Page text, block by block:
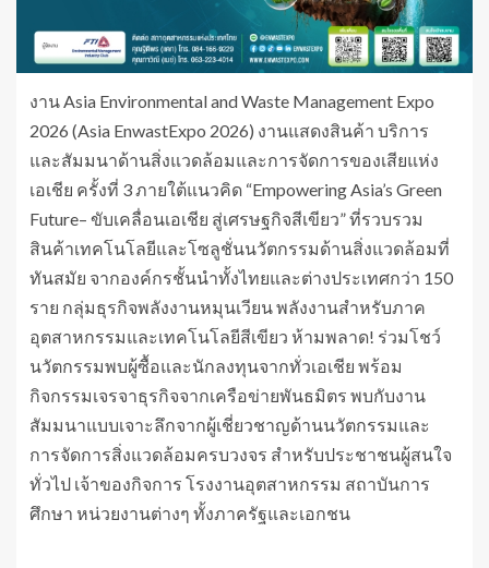
งาน Asia Environmental and Waste Management Expo
2026 (Asia EnwastExpo 2026) งานแสดงสินค้า บริการ
และสัมมนาด้านสิ่งแวดล้อมและการจัดการของเสียแห่ง
เอเชีย ครั้งที่ 3 ภายใต้แนวคิด “Empowering Asia’s Green
Future– ขับเคลื่อนเอเชีย สู่เศรษฐกิจสีเขียว” ที่รวบรวม
สินค้าเทคโนโลยีและโซลูชั่นนวัตกรรมด้านสิ่งแวดล้อมที่
ทันสมัย จากองค์กรชั้นนำทั้งไทยและต่างประเทศกว่า 150
ราย กลุ่มธุรกิจพลังงานหมุนเวียน พลังงานสำหรับภาค
อุตสาหกรรมและเทคโนโลยีสีเขียว ห้ามพลาด! ร่วมโชว์
นวัตกรรมพบผู้ซื้อและนักลงทุนจากทั่วเอเชีย พร้อม
กิจกรรมเจรจาธุรกิจจากเครือข่ายพันธมิตร พบกับงาน
สัมมนาแบบเจาะลึกจากผู้เชี่ยวชาญด้านนวัตกรรมและ
การจัดการสิ่งแวดล้อมครบวงจร สำหรับประชาชนผู้สนใจ
ทั่วไป เจ้าของกิจการ โรงงานอุตสาหกรรม สถาบันการ
ศึกษา หน่วยงานต่างๆ ทั้งภาครัฐและเอกชน